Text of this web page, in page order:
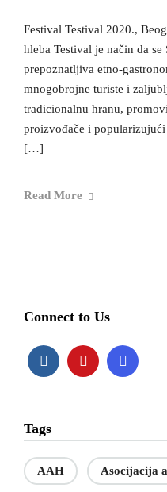
Festival Testival 2020.,
hleba Testival je način da
prepoznatljiva etno-
mnogobrojne turiste i
tradicionalnu hranu,
proizvođače i
[…]
Read More
Connect to Us
Tags
AAH Asocijacija